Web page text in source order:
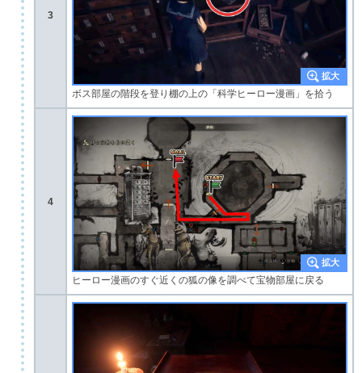
3
ボス部屋の階段を登り棚の上の「科学ヒーロー漫画」を拾う
4
ヒーロー漫画のすぐ近くの狐の像を調べて宝物部屋に戻る